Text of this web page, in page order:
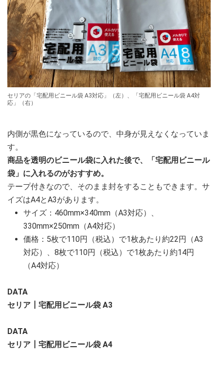
セリアの「宅配用ビニール袋 A3対応」（左）、「宅配用ビニール袋 A4対
応」（右）
内側が黒色になっているので、中身が見えなくなっていま
す。
商品を透明のビニール袋に入れた後で、「宅配用ビニール
袋」に入れるのがおすすめ。
テープ付きなので、そのまま封をすることもできます。サ
イズはA4とA3があります。
サイズ：460mm×340mm（A3対応）、
330mm×250mm（A4対応）
価格：5枚で110円（税込）で1枚あたり約22円（A3
対応）、8枚で110円（税込）で1枚あたり約14円
（A4対応）
DATA
セリア┃宅配用ビニール袋 A3
DATA
セリア┃宅配用ビニール袋 A4